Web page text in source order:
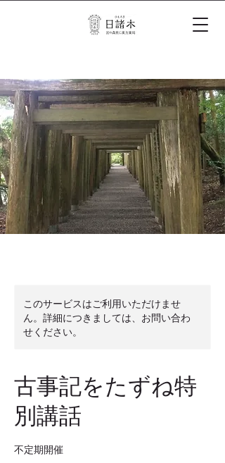
このサービスはご利用いただけませ
ん。詳細につきましては、お問い合わ
せください。
古事記をたずね特
別講話
不定期開催